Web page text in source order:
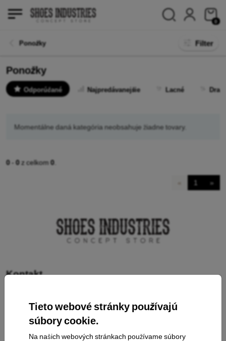
Tieto webové stránky používajú
súbory cookie.
Na našich webových stránkach používame súbory
0
Ponožky Filter
Ponožky
Odporúčané Najpredávanejšie Lacné
Momentálne daná kategória neobsahuje žiadne tovary.
0 -0z celkom0
1 »
Kontakt
Nakupovanie